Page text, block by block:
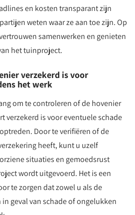
en kosten transparant zijn
weten waar ze aan toe zijn. Op
samenwerken en genieten
het tuinproject.
verzekerd is voor
het werk
om te controleren of de hovenier
verzekerd is voor eventuele schade
Door te verifiëren of de
heeft, kunt u uzelf
situaties en gemoedsrust
wordt uitgevoerd. Het is een
te zorgen dat zowel u als de
geval van schade of ongelukken